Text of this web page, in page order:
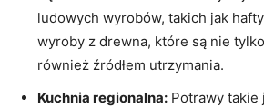
ludowych wyrobów, takich jak
wyroby z drewna, które są nie
również źródłem utrzymania.
Kuchnia regionalna: Potrawy takie